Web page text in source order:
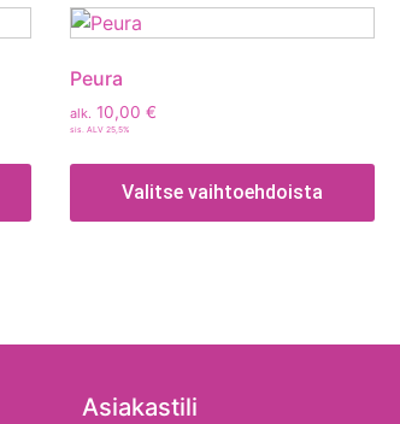
Peura
alk. 10,00 €
sis. ALV 25,5%
Valitse vaihtoehdoista
Asiakastili